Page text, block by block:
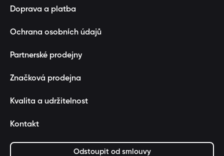
Doprava a platba
Ochrana osobních údajů
Partnerské prodejny
Značková prodejna
Kvalita a udržitelnost
Kontakt
Odstoupit od smlouvy